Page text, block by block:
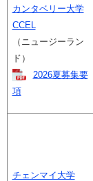
カンタベリー大学
CCEL
（ニュージーラン
ド）
2026夏募集要
項
チェンマイ大学